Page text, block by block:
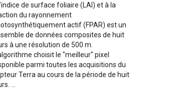
de surface foliaire (LAI) et à la
du rayonnement
actif (FPAR) est un
de données composites de huit
à une résolution de 500 m.
choisit le "meilleur" pixel
parmi toutes les acquisitions du
Terra au cours de la période de huit
…